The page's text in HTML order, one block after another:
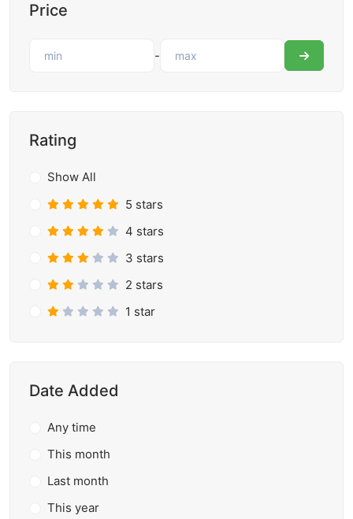
Price
-
Rating
Show All
5 stars
4 stars
3 stars
2 stars
1 star
Date Added
Any time
This month
Last month
This year